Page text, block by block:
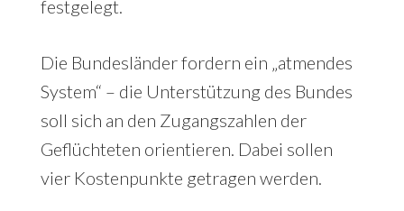
festgelegt.
Die Bundesländer fordern ein „atmendes
System“ – die Unterstützung des Bundes
soll sich an den Zugangszahlen der
Geflüchteten orientieren. Dabei sollen
vier Kostenpunkte getragen werden.